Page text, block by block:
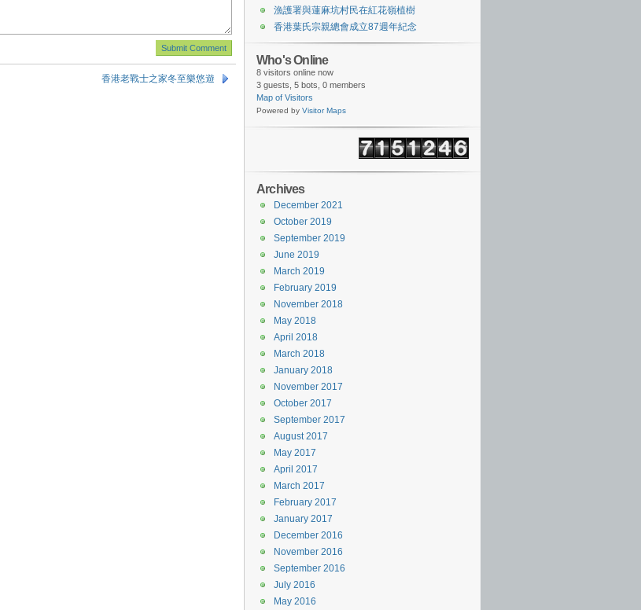
香港老戰士之家冬至樂悠遊
漁護署與蓮麻坑村民在紅花嶺植樹
香港葉氏宗親總會成立87週年紀念
Who's Online
8 visitors online now
3 guests, 5 bots, 0 members
Map of Visitors
Powered by Visitor Maps
Archives
December 2021
October 2019
September 2019
June 2019
March 2019
February 2019
November 2018
May 2018
April 2018
March 2018
January 2018
November 2017
October 2017
September 2017
August 2017
May 2017
April 2017
March 2017
February 2017
January 2017
December 2016
November 2016
September 2016
July 2016
May 2016